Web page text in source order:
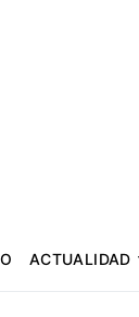
ACTUALIDAD